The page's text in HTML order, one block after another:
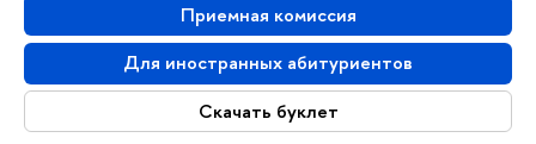
Приемная комиссия
Для иностранных абитуриентов
Скачать буклет